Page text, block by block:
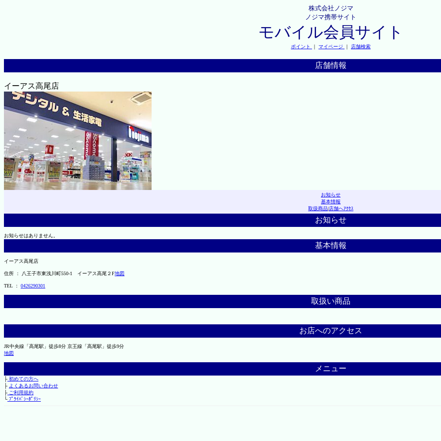
株式会社ノジマ
ノジマ携帯サイト
モバイル会員サイト
ポイント ｜ マイページ ｜ 店舗検索
店舗情報
イーアス高尾店
お知らせ
基本情報
取扱商品|店舗へｱｸｾｽ
お知らせ
お知らせはありません。
基本情報
イーアス高尾店
住所 ： 八王子市東浅川町550-1 イーアス高尾２F地図
TEL ： 0426290301
取扱い商品
お店へのアクセス
JR中央線「高尾駅」徒歩8分 京王線「高尾駅」徒歩9分
地図
メニュー
├初めての方へ
├ よくあるお問い合わせ
├ご利用規約
└ﾌﾟﾗｲﾊﾞｼｰﾎﾟﾘｼｰ